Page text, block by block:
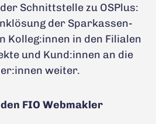
Schnittstelle zu OSPlus:
der Sparkassen-
Kolleg:innen in den Filialen
und Kund:innen an die
weiter.
FIO Webmakler